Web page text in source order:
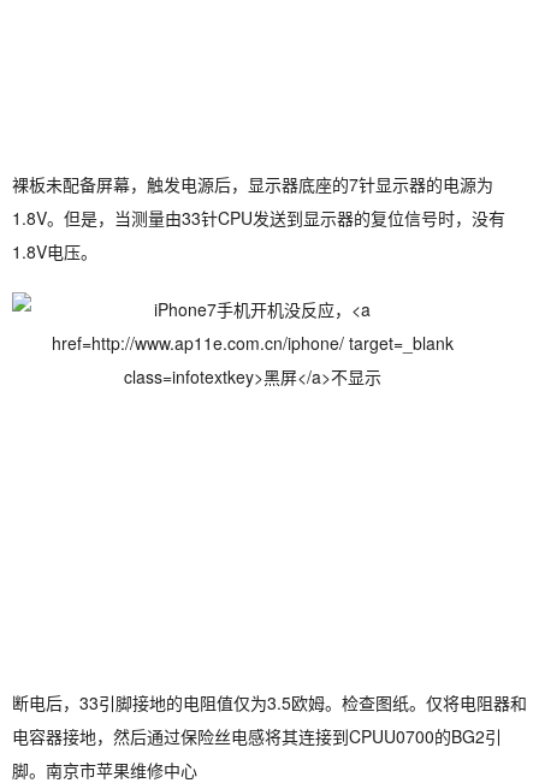
裸板未配备屏幕，触发电源后，显示器底座的7针显示器的电源为
1.8V。但是，当测量由33针CPU发送到显示器的复位信号时，没有
1.8V电压。
断电后，33引脚接地的电阻值仅为3.5欧姆。检查图纸。仅将电阻器和
电容器接地，然后通过保险丝电感将其连接到CPUU0700的BG2引
脚。南京市苹果维修中心